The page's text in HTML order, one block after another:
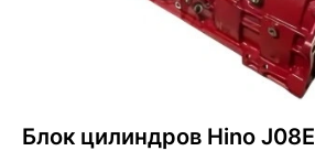
Блок цилиндров Hino J08E